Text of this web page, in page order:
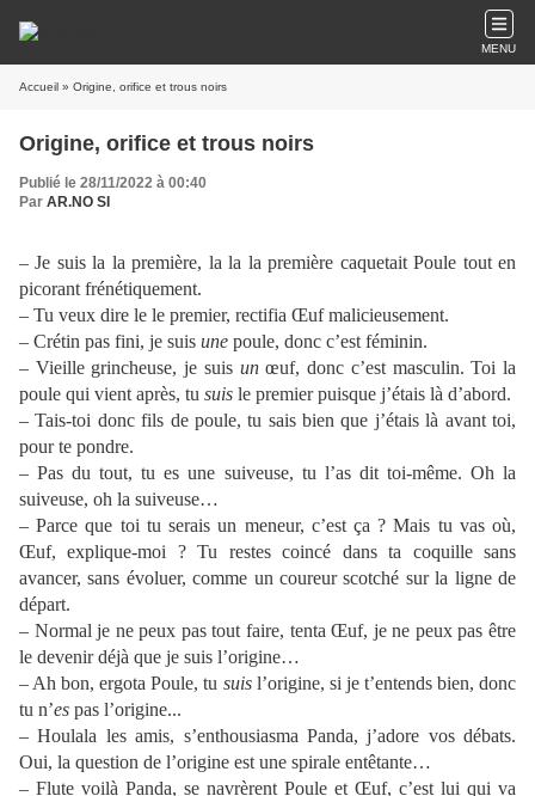
MENU
Accueil » Origine, orifice et trous noirs
Origine, orifice et trous noirs
Publié le 28/11/2022 à 00:40
Par AR.NO SI
– Je suis la la première, la la la première caquetait Poule tout en
picorant frénétiquement.
– Tu veux dire le le premier, rectifia Œuf malicieusement.
– Crétin pas fini, je suis une poule, donc c’est féminin.
– Vieille grincheuse, je suis unœuf, donc c’est masculin. Toi la
poule qui vient après, tu suis le premier puisque j’étais là d’abord.
– Tais-toi donc fils de poule, tu sais bien que j’étais là avant toi,
pour te pondre.
– Pas du tout, tu es une suiveuse, tu l’as dit toi-même. Oh la
suiveuse, oh la suiveuse…
– Parce que toi tu serais un meneur, c’est ça ? Mais tu vas où,
Œuf, explique-moi ? Tu restes coincé dans ta coquille sans
avancer, sans évoluer, comme un coureur scotché sur la ligne de
départ.
– Normal je ne peux pas tout faire, tenta Œuf, je ne peux pas être
le devenir déjà que je suis l’origine…
– Ah bon, ergota Poule, tu suisl’origine, si je t’entends bien, donc
tu n’es pas l’origine...
– Houlala les amis, s’enthousiasma Panda, j’adore vos débats.
Oui, la question de l’origine est une spirale entêtante…
– Flute voilà Panda, se navrèrent Poule et Œuf, c’est lui qui va